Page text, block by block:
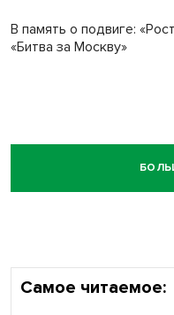
В память о подвиге:
«Битва за Москву»
Самое читаемое: